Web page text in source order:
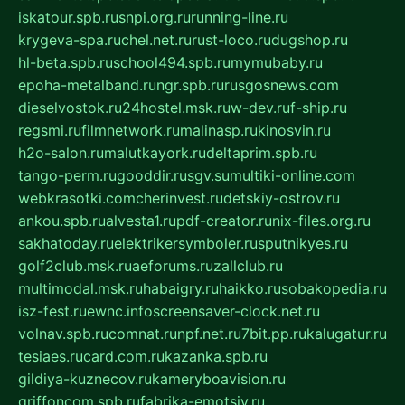
iskatour.spb.rusnpi.org.rurunning-line.ru
krygeva-spa.ruchel.net.rurust-loco.rudugshop.ru
hl-beta.spb.ruschool494.spb.rumymubaby.ru
epoha-metalband.rungr.spb.rurusgosnews.com
dieselvostok.ru24hostel.msk.ruw-dev.ruf-ship.ru
regsmi.rufilmnetwork.rumalinasp.rukinosvin.ru
h2o-salon.rumalutkayork.rudeltaprim.spb.ru
tango-perm.rugooddir.rusgv.sumultiki-online.com
webkrasotki.comcherinvest.rudetskiy-ostrov.ru
ankou.spb.rualvesta1.rupdf-creator.runix-files.org.ru
sakhatoday.ruelektrikersymboler.rusputnikyes.ru
golf2club.msk.ruaeforums.ruzallclub.ru
multimodal.msk.ruhabaigry.ruhaikko.rusobakopedia.ru
isz-fest.ruewnc.infoscreensaver-clock.net.ru
volnav.spb.rucomnat.runpf.net.ru7bit.pp.rukalugatur.ru
tesiaes.rucard.com.rukazanka.spb.ru
gildiya-kuznecov.rukameryboavision.ru
griffoncom.spb.rufabrika-emotsiy.ru